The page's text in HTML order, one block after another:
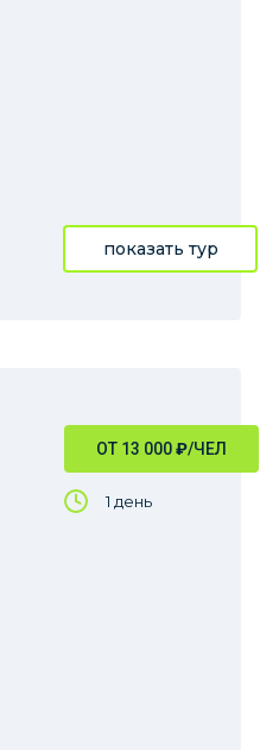
показать тур
ОТ 13 000₽/ЧЕЛ
1 день